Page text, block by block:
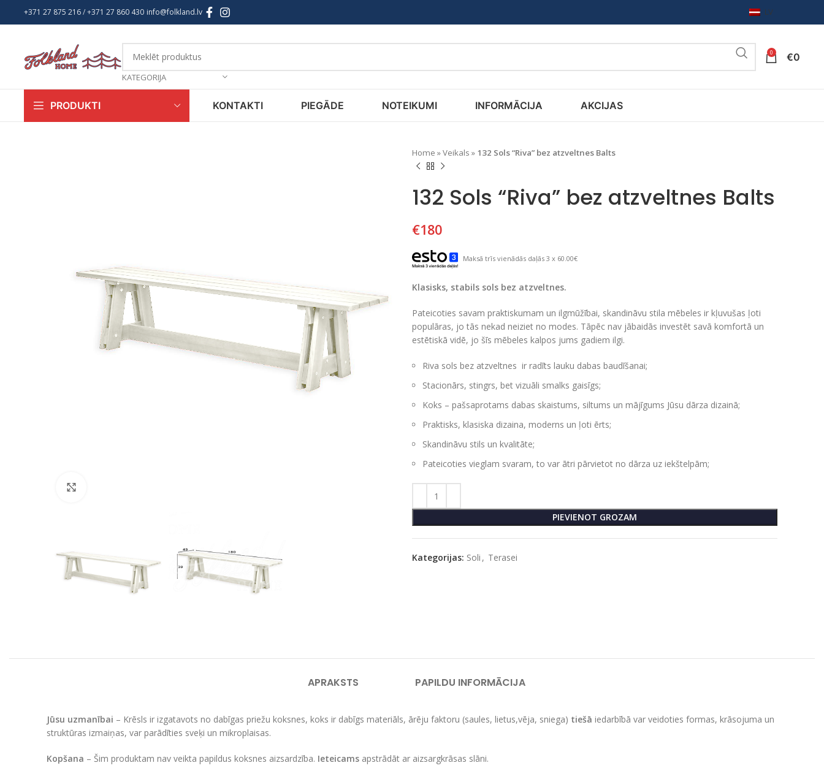
+371 27 875 216/ +371 27 860 430 info@folkland.lv LV
KATEGORIJA
0 €0
PRODUKTI KONTAKTI PIEGĀDE NOTEIKUMI INFORMĀCIJA AKCIJAS
Home »Veikals » 132 Sols “Riva” bez atzveltnes Balts
132 Sols “Riva” bez atzveltnes Balts
€180
Maksā trīs vienādās daļās 3 x 60.00€
Klasisks, stabils sols bez atzveltnes.
Pateicoties savam praktiskumam un ilgmūžībai, skandināvu stila mēbeles ir kļuvušas ļoti
populāras, jo tās nekad neiziet no modes. Tāpēc nav jābaidās investēt savā komfortā un
estētiskā vidē, jo šīs mēbeles kalpos jums gadiem ilgi.
Riva sols bez atzveltnes ir radīts lauku dabas baudīšanai;
Stacionārs, stingrs, bet vizuāli smalks gaisīgs;
Koks – pašsaprotams dabas skaistums, siltums un mājīgums Jūsu dārza dizainā;
Praktisks, klasiska dizaina, moderns un ļoti ērts;
Skandināvu stils un kvalitāte;
Pateicoties vieglam svaram, to var ātri pārvietot no dārza uz iekštelpām;
PIEVIENOT GROZAM
Kategorijas: Soli , Terasei
APRAKSTS PAPILDU INFORMĀCIJA
Jūsu uzmanībai – Krēsls ir izgatavots no dabīgas priežu koksnes, koks ir dabīgs materiāls, ārēju faktoru (saules, lietus,vēja, sniega) tiešā iedarbībā var veidoties formas, krāsojuma un
struktūras izmaiņas, var parādīties sveķi un mikroplaisas.
Kopšana – Šim produktam nav veikta papildus koksnes aizsardzība. Ieteicams apstrādāt ar aizsargkrāsas slāni.